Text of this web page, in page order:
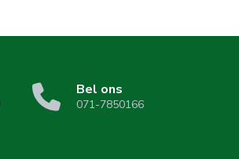
Bel ons
071-7850166